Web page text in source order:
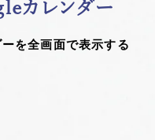
カレンダー
を全画面で表示する